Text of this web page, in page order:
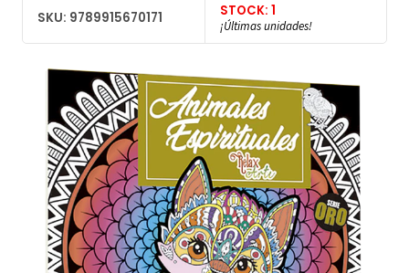
SKU: 9789915670171 STOCK: 1
¡Últimas unidades!